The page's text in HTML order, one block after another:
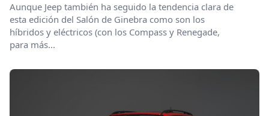
Aunque Jeep también ha seguido la tendencia clara de
esta edición del Salón de Ginebra como son los
híbridos y eléctricos (con los Compass y Renegade,
para más...